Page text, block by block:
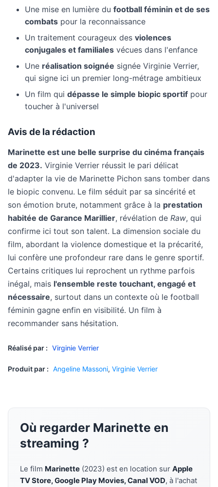
Une mise en lumière du football féminin et de ses
combats pour la reconnaissance
Un traitement courageux des violences
conjugales et familiales vécues dans l'enfance
Une réalisation soignée signée Virginie Verrier,
qui signe ici un premier long-métrage ambitieux
Un film qui dépasse le simple biopic sportif pour
toucher à l'universel
Avis de la rédaction
Marinette est une belle surprise du cinéma français
de 2023. Virginie Verrier réussit le pari délicat
d'adapter la vie de Marinette Pichon sans tomber dans
le biopic convenu. Le film séduit par sa sincérité et
son émotion brute, notamment grâce à la prestation
habitée de Garance Marillier, révélation de Raw, qui
confirme ici tout son talent. La dimension sociale du
film, abordant la violence domestique et la précarité,
lui confère une profondeur rare dans le genre sportif.
Certains critiques lui reprochent un rythme parfois
inégal, mais l'ensemble reste touchant, engagé et
nécessaire, surtout dans un contexte où le football
féminin gagne enfin en visibilité. Un film à
recommander sans hésitation.
Réalisé par : Virginie Verrier
Produit par : Angeline Massoni, Virginie Verrier
Où regarder Marinette en
streaming ?
Le film Marinette (2023) est en location sur Apple
TV Store, Google Play Movies, Canal VOD, à l'achat